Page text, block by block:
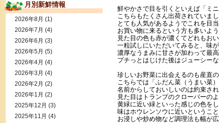
鮮やかさで目を引くといえば「ミ
こちらもたくさん出荷されていま
とても人気があるようでこれを目
お買い物に来るという方も多いよ
見た目の色も赤が濃くてどれもお
一粒試しにいただいてみると、味
濃厚なうまみに甘さが加わって最
プチっとはじけた後はジューシー
珍しいお野菜に出会えるのも産直
こちらでは「ふだん菜（うまい菜
名前からしておいしいのは約束さ
見た目はトランプのクローバーの
黄緑に近い緑といった感じの色を
味はホウレンソウに近いというこ
お浸しや炒め物など調理法も幅が
月別新鮮情報
2026年8月 (1)
2026年7月 (4)
2026年6月 (3)
2026年5月 (5)
2026年4月 (4)
2026年3月 (4)
2026年2月 (2)
2026年1月 (2)
2025年12月 (3)
2025年11月 (4)